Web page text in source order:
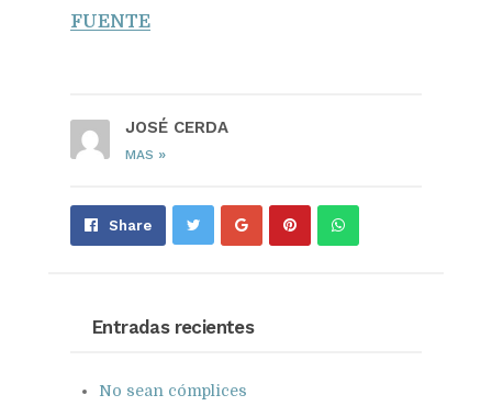
FUENTE
JOSÉ CERDA
MAS »
Share Share Pin Send
Entradas recientes
No sean cómplices